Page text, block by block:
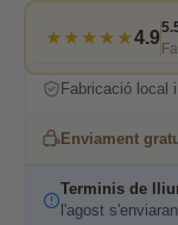
★★★★★4.9
Fabricació local
Enviament
Terminis de
l'agost s'enviaran